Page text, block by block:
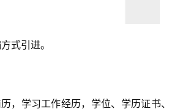
式引进。
，学习工作经历，学位、学历证书、